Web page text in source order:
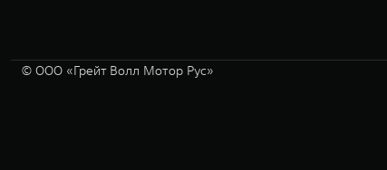
© ООО «Грейт Волл Мотор Рус»